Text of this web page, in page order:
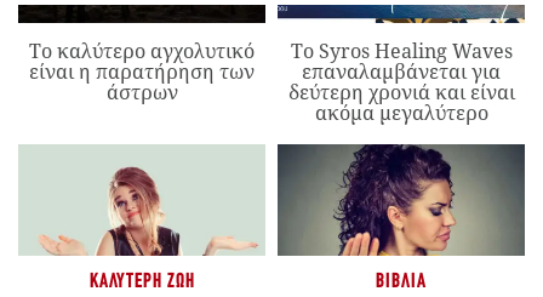
Το καλύτερο αγχολυτικό
είναι η παρατήρηση των
άστρων
Το Syros Healing Waves
επαναλαμβάνεται για
δεύτερη χρονιά και είναι
ακόμα μεγαλύτερο
ΚΑΛΎΤΕΡΗ ΖΩΉ ΒΙΒΛΊΑ